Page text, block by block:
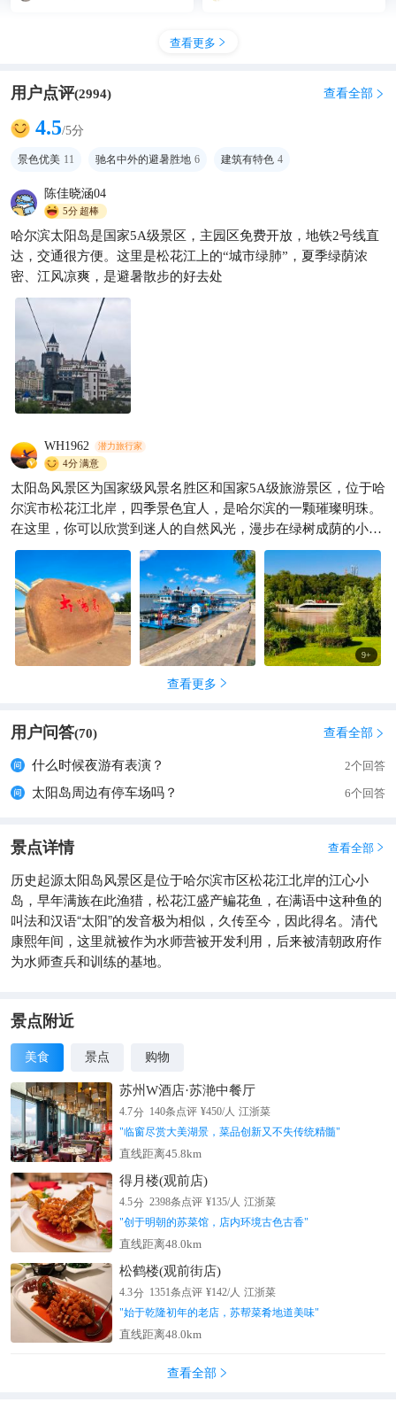
太阳岛一进门就是太阳石，跟
朋友合影拍了个新头像，哈尔
滨特色就是这份大气
查看更多 
用户点评(2994) 查看全部 
4.5/5分
景色优美 11 驰名中外的避暑胜地 6 建筑有特色 4
陈佳晓涵04
5分超棒
哈尔滨太阳岛是国家5A级景区，主园区免费开放，地铁2号线直
达，交通很方便。这里是松花江上的“城市绿肺”，夏季绿荫浓
密、江风凉爽，是避暑散步的好去处
WH1962 潜力旅行家
4分满意
太阳岛风景区为国家级风景名胜区和国家5A级旅游景区，位于哈
尔滨市松花江北岸，四季景色宜人，是哈尔滨的一颗璀璨明珠。
在这里，你可以欣赏到迷人的自然风光，漫步在绿树成荫的小道
上，感受大自然的宁静与和谐。此外，太阳岛还有许多著名的景
点，如天鹅湖、太阳瀑、水阁云天等，每一处都让人流连忘返。
除了自然风光，太阳岛还有许多娱乐项目等你来体验。你可以乘
坐游船，在松花江上畅游；或者尝试刺激的攀岩、蹦极等项目，
挑战自己的极限。当然，如果你喜欢安静，也可以选择在岛上的
咖啡馆里，一边品尝美食，一边欣赏美丽的风景。门票及其它：
9+
查看更多 
用户问答(70) 查看全部 
什么时候夜游有表演？ 2个回答
太阳岛周边有停车场吗？ 6个回答
景点详情 查看全部 
历史起源太阳岛风景区是位于哈尔滨市区松花江北岸的江心小
岛，早年满族在此渔猎，松花江盛产鳊花鱼，在满语中这种鱼的
叫法和汉语“太阳”的发音极为相似，久传至今，因此得名。清代
康熙年间，这里就被作为水师营被开发利用，后来被清朝政府作
为水师查兵和训练的基地。
景点附近
美食 景点 购物
苏州W酒店·苏滟中餐厅
4.7分 140条点评 ¥450/人 江浙菜
"临窗尽赏大美湖景，菜品创新又不失传统精髓"
直线距离45.8km
得月楼(观前店)
4.5分 2398条点评 ¥135/人 江浙菜
"创于明朝的苏菜馆，店内环境古色古香"
直线距离48.0km
松鹤楼(观前街店)
4.3分 1351条点评 ¥142/人 江浙菜
"始于乾隆初年的老店，苏帮菜肴地道美味"
直线距离48.0km
查看全部 